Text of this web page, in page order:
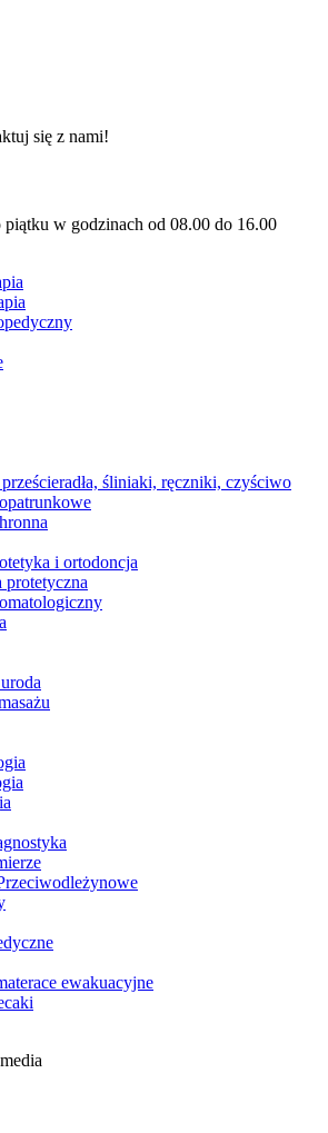
się z nami!
piątku w godzinach od 08.00 do 16.00
prześcieradła, śliniaki, ręczniki, czyściwo
i ortodoncja
protetyczna
ewakuacyjne